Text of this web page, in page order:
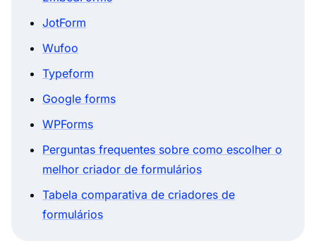
JotForm
Wufoo
Typeform
Google forms
WPForms
Perguntas frequentes sobre como escolher o
melhor criador de formulários
Tabela comparativa de criadores de
formulários